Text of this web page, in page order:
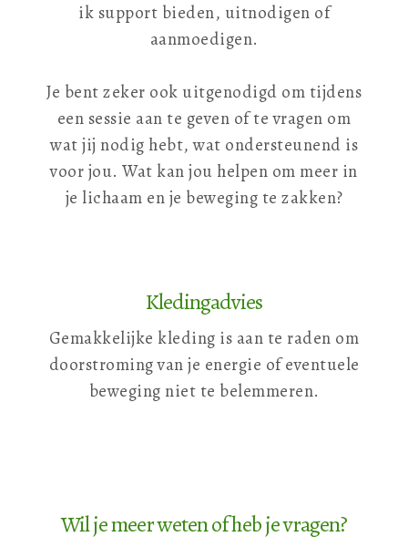
ik support bieden, uitnodigen of
aanmoedigen.
Je bent zeker ook uitgenodigd om tijdens
een sessie aan te geven of te vragen om
wat jij nodig hebt, wat ondersteunend is
voor jou. Wat kan jou helpen om meer in
je lichaam en je beweging te zakken?
Kledingadvies
Gemakkelijke kleding is aan te raden om
doorstroming van je energie of eventuele
beweging niet te belemmeren.
Wil je meer weten of heb je vragen?